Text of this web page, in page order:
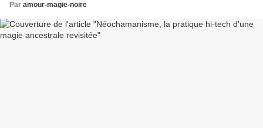
Par amour-magie-noire